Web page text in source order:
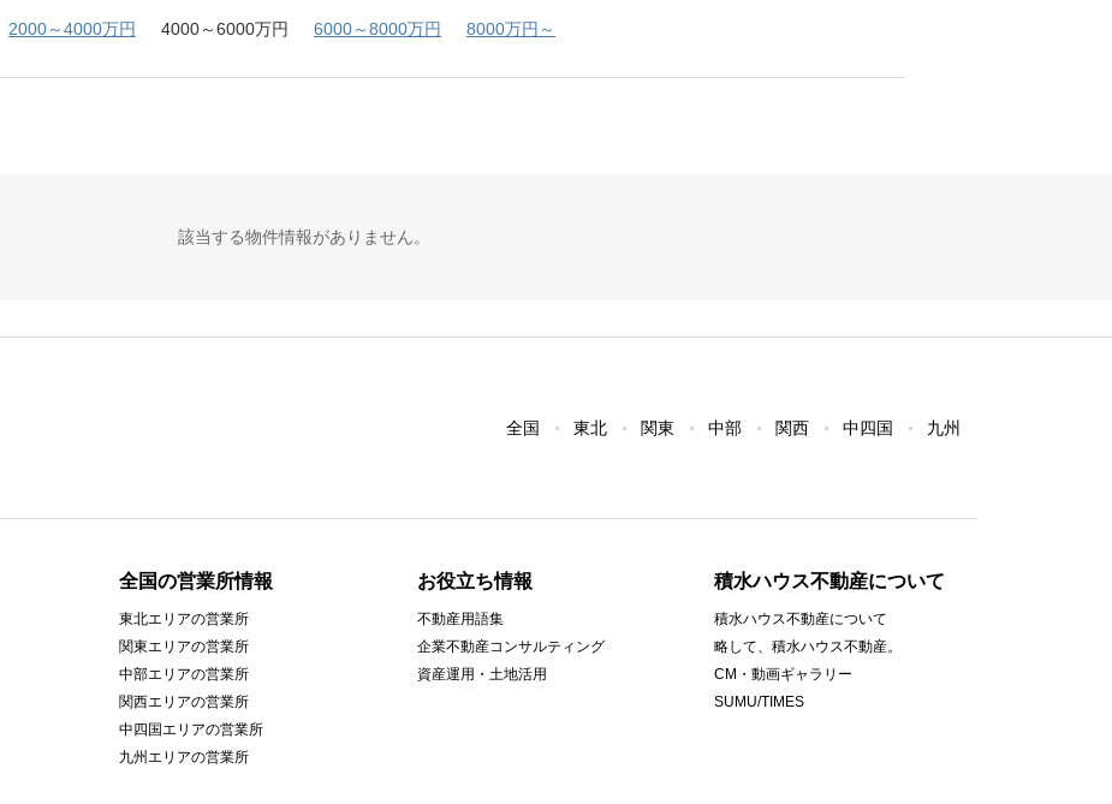
2000～4000万円 4000～6000万円 6000～8000万円 8000万円～
該当する物件情報がありません。
全国 東北 関東 中部 関西 中四国 九州
全国の営業所情報
東北エリアの営業所
関東エリアの営業所
中部エリアの営業所
関西エリアの営業所
中四国エリアの営業所
九州エリアの営業所
お役立ち情報
不動産用語集
企業不動産コンサルティング
資産運用・土地活用
積水ハウス不動産について
積水ハウス不動産について
略して、積水ハウス不動産。
CM・動画ギャラリー
SUMU/TIMES